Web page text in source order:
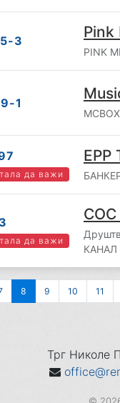
3 Pink
PINK
1
да важи
EPP
да важи
СОС
КАНАЛ
8 9 10 11
Трг Николе